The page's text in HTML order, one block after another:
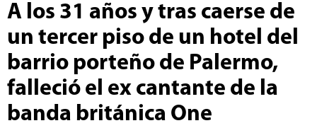
A los 31 años y tras caerse de
un tercer piso de un hotel del
barrio porteño de Palermo,
falleció el ex cantante de la
banda británica One